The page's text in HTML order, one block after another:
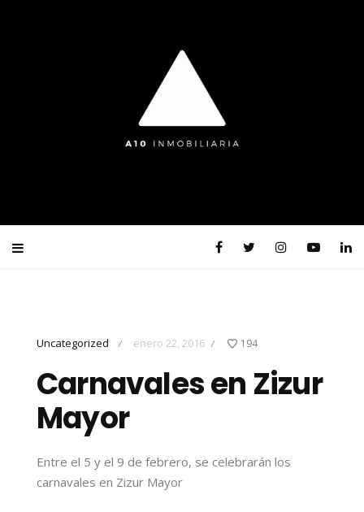
Uncategorized / enero 22, 2016 / 194
Carnavales en Zizur
Mayor
Entre el 5 y el 9 de febrero, se celebrarán los
carnavales en Zizur Mayor